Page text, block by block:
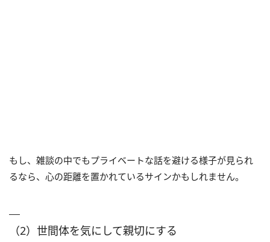
もし、雑談の中でもプライベートな話を避ける様子が見られ
るなら、心の距離を置かれているサインかもしれません。
（2）世間体を気にして親切にする